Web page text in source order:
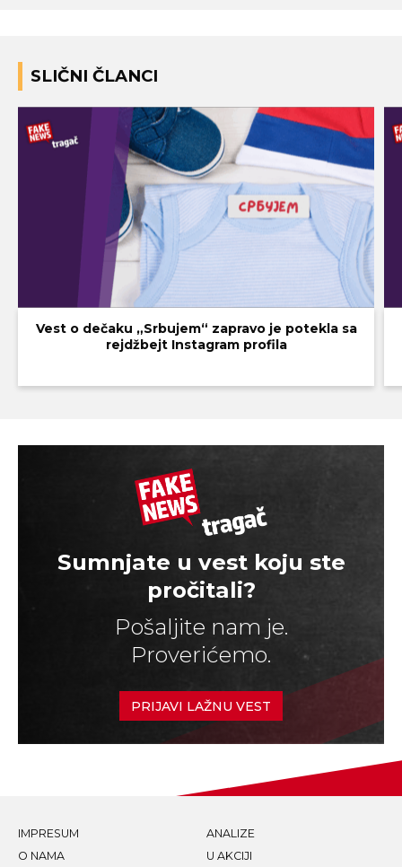
SLIČNI ČLANCI
Vest o dečaku „Srbujem“ zapravo je potekla sa
rejdžbejt Instagram profila
Sumnjate u vest koju ste
pročitali?
Pošaljite nam je.
Proverićemo.
PRIJAVI LAŽNU VEST
IMPRESUM
O NAMA
ANALIZE
U AKCIJI